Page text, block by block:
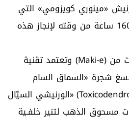
«مينوري كويزومي» التي
تستغرق ما لا يقل عن 160 ساعة من وقته لإنجاز هذه
وتعتمد تقنية (Maki-e) المميزة على وضع طبقات من
شجرة «السماق السام
الورنيشي السيّال» (Toxicodendron vernicifluum)، وبين
مسحوق الذهب لتنير خلفـية